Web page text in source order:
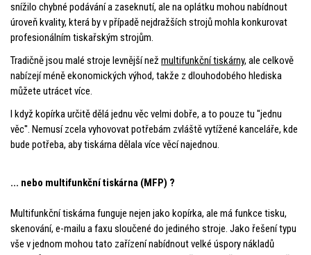
snížilo chybné podávání a zaseknutí, ale na oplátku mohou nabídnout
úroveň kvality, která by v případě nejdražších strojů mohla konkurovat
profesionálním tiskařským strojům.
Tradičně jsou malé stroje levnější než multifunkční tiskárny, ale celkově
nabízejí méně ekonomických výhod, takže z dlouhodobého hlediska
můžete utrácet více.
I když kopírka určitě dělá jednu věc velmi dobře, a to pouze tu ''jednu
věc''. Nemusí zcela vyhovovat potřebám zvláště vytížené kanceláře, kde
bude potřeba, aby tiskárna dělala více věcí najednou.
... nebo multifunkční tiskárna (MFP) ?
Multifunkční tiskárna funguje nejen jako kopírka, ale má funkce tisku,
skenování, e-mailu a faxu sloučené do jediného stroje. Jako řešení typu
vše v jednom mohou tato zařízení nabídnout velké úspory nákladů